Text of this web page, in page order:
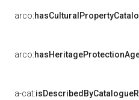
arco:
arco:
a-cat: